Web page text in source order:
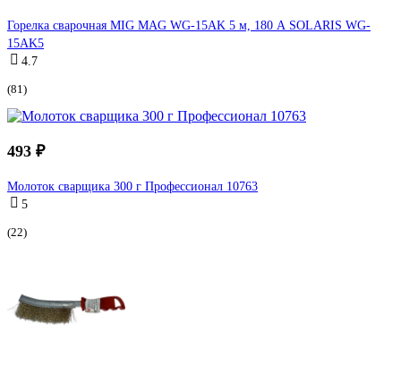
Горелка сварочная MIG MAG WG-15AK 5 м, 180 А SOLARIS WG-
15AK5
4.7
(81)
493 ₽
Молоток сварщика 300 г Профессионал 10763
5
(22)